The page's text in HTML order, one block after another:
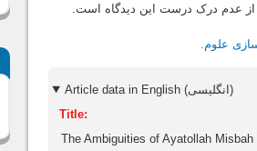
از عدم درک درست این دیدگاه است.
علوم.
Article data in English (انگلیسی)
Title:
The Ambiguities of Ayatollah